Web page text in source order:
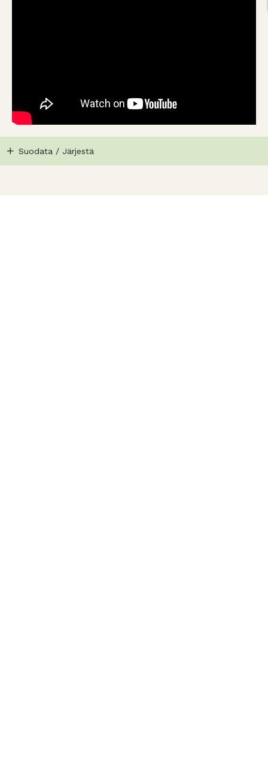
Suodata / Järjestä